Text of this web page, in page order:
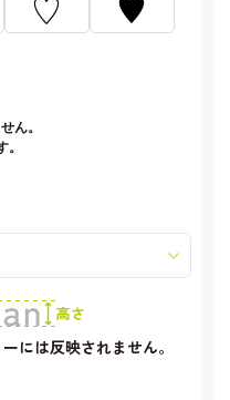
ん。
には反映されません。